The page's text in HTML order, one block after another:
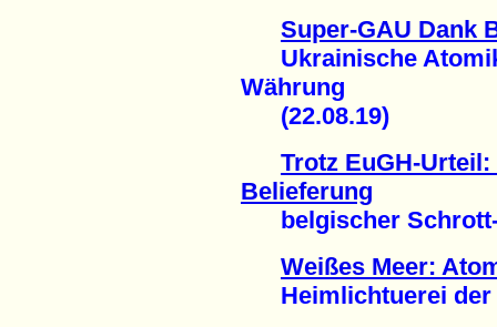
Super-GAU Dank
Ukrainische
Währung
(22.08.19)
Trotz EuGH-
Belieferung
belgischer Schrott-
Weißes Meer:
Heimlichtuerei der